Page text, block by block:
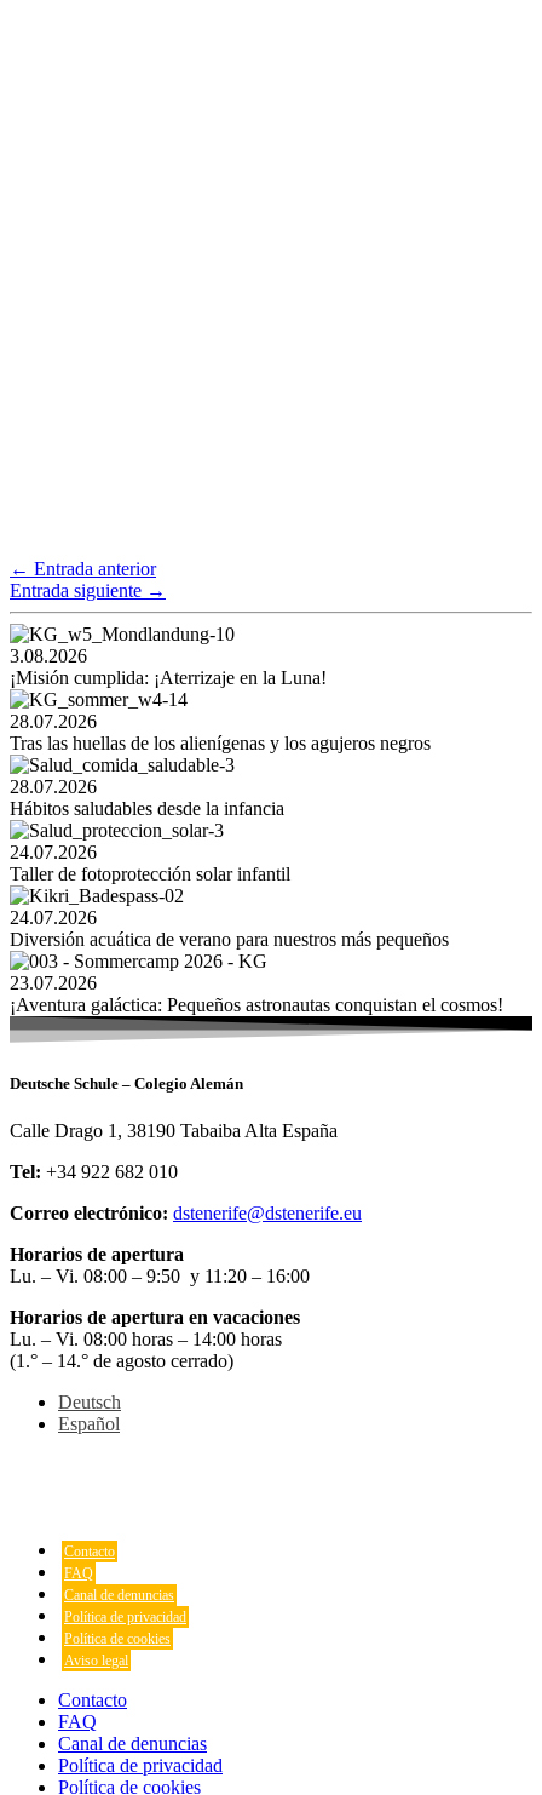
← Entrada anterior
Entrada siguiente →
3.08.2026
¡Misión cumplida: ¡Aterrizaje en la Luna!
28.07.2026
Tras las huellas de los alienígenas y los agujeros negros
28.07.2026
Hábitos saludables desde la infancia
24.07.2026
Taller de fotoprotección solar infantil
24.07.2026
Diversión acuática de verano para nuestros más pequeños
23.07.2026
¡Aventura galáctica: Pequeños astronautas conquistan el cosmos!
Deutsche Schule – Colegio Alemán
Calle Drago 1, 38190 Tabaiba Alta España
Tel: +34 922 682 010
Correo electrónico: dstenerife@dstenerife.eu
Horarios de apertura
Lu. – Vi. 08:00 – 9:50 y 11:20 – 16:00
Horarios de apertura en vacaciones
Lu. – Vi. 08:00 horas – 14:00 horas
(1.° – 14.° de agosto cerrado)
Deutsch
Español
Contacto
FAQ
Canal de denuncias
Política de privacidad
Política de cookies
Aviso legal
Contacto
FAQ
Canal de denuncias
Política de privacidad
Política de cookies